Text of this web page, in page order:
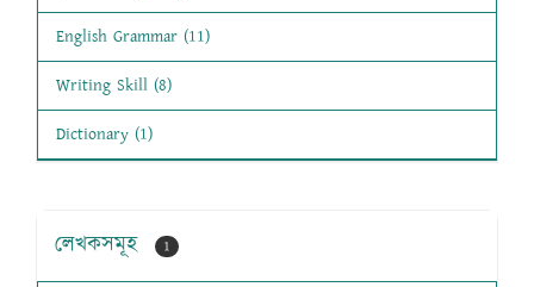
English Grammar (11)
Writing Skill (8)
Dictionary (1)
লেখকসমূহ 1